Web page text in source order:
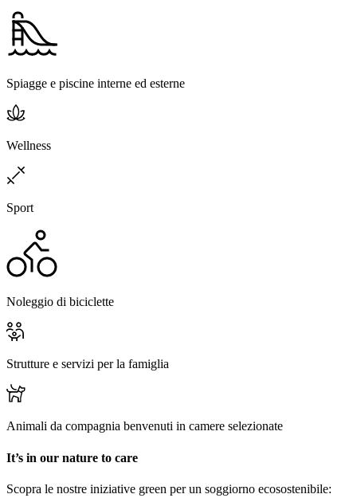
Spiagge e piscine interne ed esterne
Wellness
Sport
Noleggio di biciclette
Strutture e servizi per la famiglia
Animali da compagnia benvenuti in camere selezionate
It’s in our nature to care
Scopra le nostre iniziative green per un soggiorno ecosostenibile: